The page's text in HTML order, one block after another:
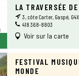
LA TRAVERSÉE
3, côte Carter, Gaspé,
418 368-8803
Voir sur la carte
FESTIVAL
MONDE